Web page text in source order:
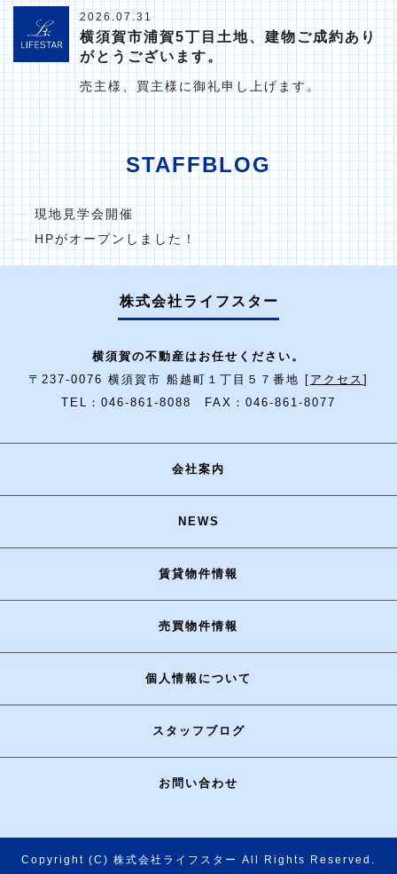
2026.07.31
横須賀市浦賀5丁目土地、建物ご成約あり
がとうございます。
売主様、買主様に御礼申し上げます。
STAFFBLOG
現地見学会開催
HPがオープンしました！
株式会社ライフスター
横須賀の不動産はお任せください。
〒237-0076 横須賀市 船越町１丁目５７番地 [ アクセス ]
TEL：046-861-8088 FAX：046-861-8077
会社案内
NEWS
賃貸物件情報
売買物件情報
個人情報について
スタッフブログ
お問い合わせ
Copyright (C) 株式会社ライフスター All Rights Reserved.